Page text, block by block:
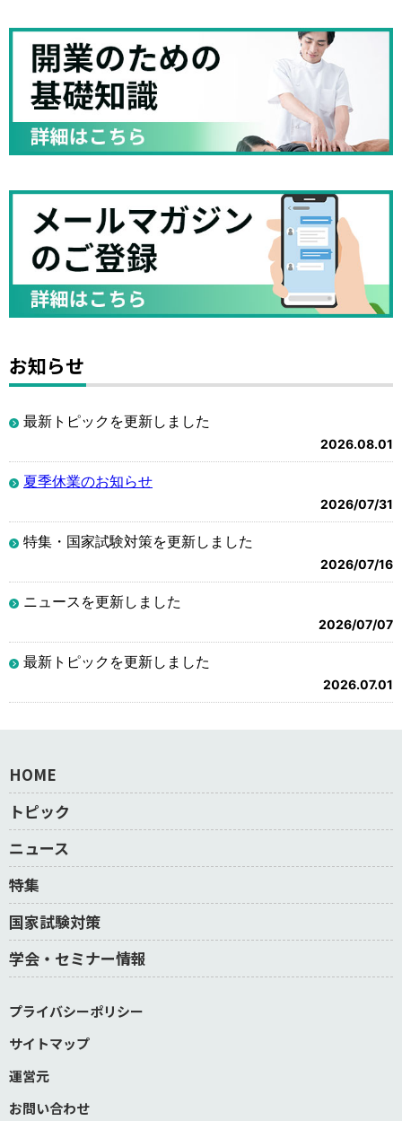
お知らせ
最新トピックを更新しました
2026.08.01
夏季休業のお知らせ
2026/07/31
特集・国家試験対策を更新しました
2026/07/16
ニュースを更新しました
2026/07/07
最新トピックを更新しました
2026.07.01
HOME
トピック
ニュース
特集
国家試験対策
学会・セミナー情報
プライバシーポリシー
サイトマップ
運営元
お問い合わせ